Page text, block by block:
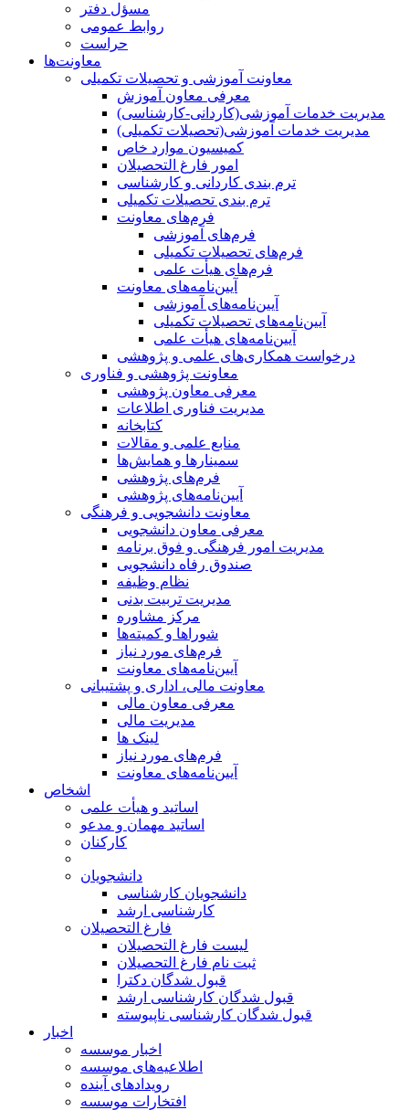
مسؤل دفتر
روابط عمومی
حراست
معاونت‌ها
معاونت آموزشی و تحصیلات تکمیلی
معرفی معاون آموزش
مدیریت خدمات آموزشی(کاردانی-کارشناسی)
مدیریت خدمات آموزشی(تحصیلات تکمیلی)
کمیسیون موارد خاص
امور فارغ التحصیلان
ترم بندی کاردانی و کارشناسی
ترم بندی تحصیلات تکمیلی
فرم‌های معاونت
فرم‌های آموزشی
فرم‌های تحصیلات تکمیلی
فرم‌های هیأت علمی
آیین‌نامه‌های معاونت
آیین‌نامه‌های آموزشی
آیین‌نامه‌های تحصیلات تکمیلی
آیین‌نامه‌های هیأت علمی
درخواست همکاری‌های علمی و پژوهشی
معاونت پژوهشی و فناوری
معرفی معاون پژوهشی
مدیریت فناوری اطلاعات
کتابخانه
منابع علمی و مقالات
سمینارها و همایش‌ها
فرم‌های پژوهشی
آیین‌نامه‌های پژوهشی
معاونت دانشجویی و فرهنگی
معرفی معاون دانشجویی
مدیریت امور فرهنگی و فوق برنامه
صندوق رفاه دانشجویی
نظام وظیفه
مدیریت تربیت بدنی
مرکز مشاوره
شوراها و کمیته‌ها
فرم‌های مورد نیاز
آیین‌نامه‌های معاونت
معاونت مالی، اداری و پشتیبانی
معرفی معاون مالی
مدیریت مالی
لینک ها
فرم‌های مورد نیاز
آیین‌نامه‌های معاونت
اشخاص
اساتید و هیأت علمی
اساتید مهمان و مدعو
کارکنان
دانشجویان
دانشجویان کارشناسی
کارشناسی ارشد
فارغ التحصیلان
لیست فارغ التحصیلان
ثبت نام فارغ التحصیلان
قبول شدگان دکترا
قبول شدگان کارشناسی ارشد
قبول شدگان کارشناسی ناپیوسته
اخبار
اخبار موسسه
اطلاعیه‌های موسسه
رویدادهای آینده
افتخارات موسسه